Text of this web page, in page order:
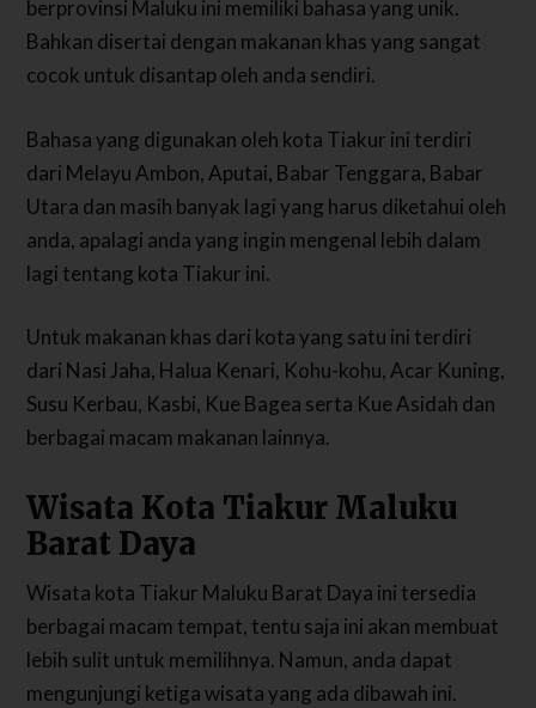
berprovinsi Maluku ini memiliki bahasa yang unik.
Bahkan disertai dengan makanan khas yang sangat
cocok untuk disantap oleh anda sendiri.
Bahasa yang digunakan oleh kota Tiakur ini terdiri
dari Melayu Ambon, Aputai, Babar Tenggara, Babar
Utara dan masih banyak lagi yang harus diketahui oleh
anda, apalagi anda yang ingin mengenal lebih dalam
lagi tentang kota Tiakur ini.
Untuk makanan khas dari kota yang satu ini terdiri
dari Nasi Jaha, Halua Kenari, Kohu-kohu, Acar Kuning,
Susu Kerbau, Kasbi, Kue Bagea serta Kue Asidah dan
berbagai macam makanan lainnya.
Wisata Kota Tiakur Maluku
Barat Daya
Wisata kota Tiakur Maluku Barat Daya ini tersedia
berbagai macam tempat, tentu saja ini akan membuat
lebih sulit untuk memilihnya. Namun, anda dapat
mengunjungi ketiga wisata yang ada dibawah ini.